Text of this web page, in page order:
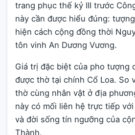
trang phục thế kỷ III trước
này cần được hiểu đúng:
hiện cách cộng đồng thời
tôn vinh An Dương Vương.
Giá trị đặc biệt của pho tượng
được thờ tại chính Cổ Loa. So
thờ cùng nhân vật ở địa
này có mối liên hệ trực tiếp
và đời sống tín ngưỡng của
Thành.